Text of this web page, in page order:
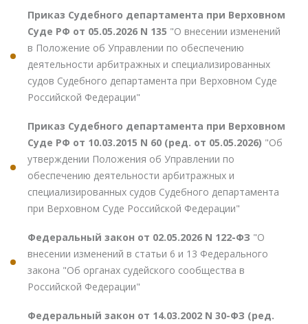
Приказ Судебного департамента при Верховном
Суде РФ от 05.05.2026 N 135 "О внесении изменений
в Положение об Управлении по обеспечению
деятельности арбитражных и специализированных
судов Судебного департамента при Верховном Суде
Российской Федерации"
Приказ Судебного департамента при Верховном
Суде РФ от 10.03.2015 N 60 (ред. от 05.05.2026) "Об
утверждении Положения об Управлении по
обеспечению деятельности арбитражных и
специализированных судов Судебного департамента
при Верховном Суде Российской Федерации"
Федеральный закон от 02.05.2026 N 122-ФЗ "О
внесении изменений в статьи 6 и 13 Федерального
закона "Об органах судейского сообщества в
Российской Федерации"
Федеральный закон от 14.03.2002 N 30-ФЗ (ред.